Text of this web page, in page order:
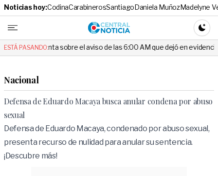
Noticias hoy:CodinaCarabinerosSantiagoDaniela MuñozMadelyne
Central
ESTÁ PASANDO:
sobre el aviso de las 6:00 AM que dejó en evidencia al Delegado
Nacional
Defensa de Eduardo Macaya busca anular condena por abuso
sexual
Defensa de Eduardo Macaya, condenado por abuso sexual,
presenta recurso de nulidad para anular su sentencia.
¡Descubre más!